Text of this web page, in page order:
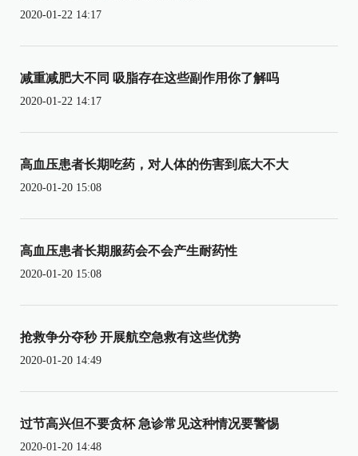
2020-01-22 14:17
减重减肥大不同 吸脂存在这些副作用你了解吗
2020-01-22 14:17
高血压患者长期吃药，对人体的伤害到底大不大
2020-01-20 15:08
高血压患者长期服药会不会产生耐药性
2020-01-20 15:08
抢救争分夺秒 开展航空急救有这些优势
2020-01-20 14:49
过节高兴但不要贪杯 急诊常见这种情况要警惕
2020-01-20 14:48